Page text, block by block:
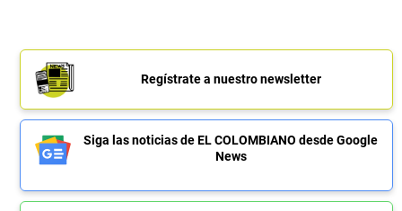
Regístrate a nuestro newsletter
Siga las noticias de EL COLOMBIANO desde Google
News